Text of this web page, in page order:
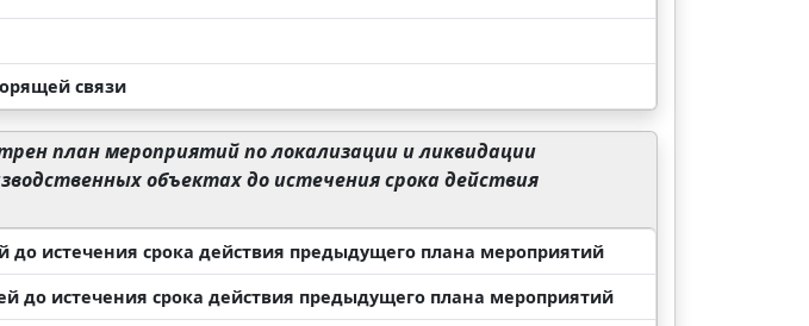
связи
план мероприятий по локализации и ликвидации
объектах до истечения срока действия
истечения срока действия предыдущего плана мероприятий
до истечения срока действия предыдущего плана мероприятий